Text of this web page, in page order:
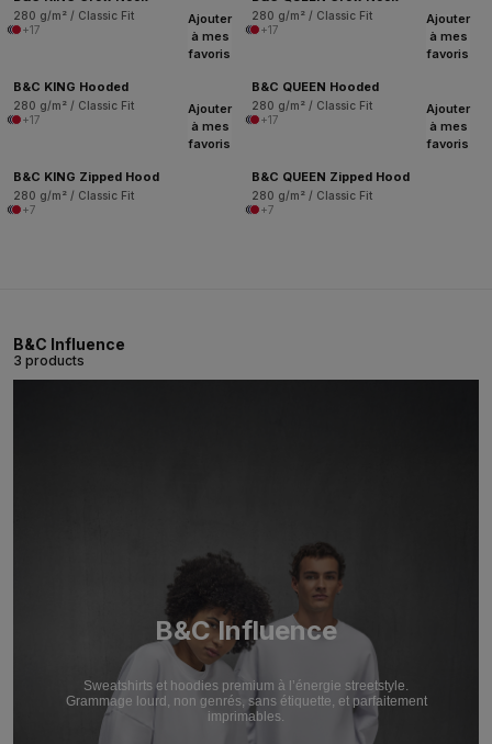
280 g/m² / Classic Fit
+17
280 g/m² / Classic Fit
+17
Ajouter
à mes
favoris
B&C KING Hooded
280 g/m² / Classic Fit
+17
Ajouter
à mes
favoris
B&C QUEEN Hooded
280 g/m² / Classic Fit
+17
Ajouter
à mes
favoris
B&C KING Zipped Hood
280 g/m² / Classic Fit
+7
Ajouter
à mes
favoris
B&C QUEEN Zipped Hood
280 g/m² / Classic Fit
+7
B&C Influence
3 products
B&C Influence
Sweatshirts et hoodies premium à l’énergie streetstyle.
Grammage lourd, non genrés, sans étiquette, et parfaitement
imprimables.